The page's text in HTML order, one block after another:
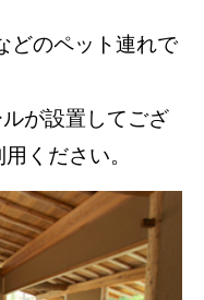
どのペット連れで
が設置してござ
ください。